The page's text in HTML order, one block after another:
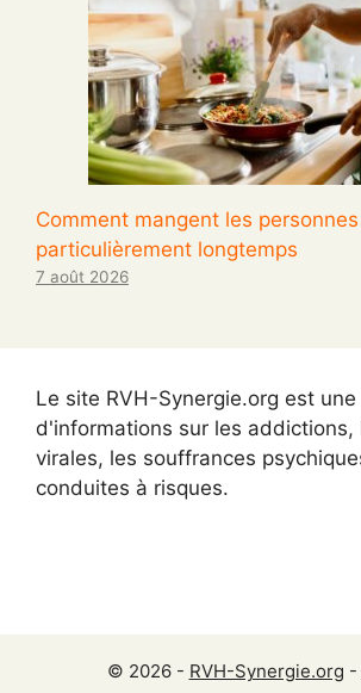
Comment mangent les
particulièrement longtemps
7 août 2026
Le site RVH-Synergie.org est une
d'informations sur les addictions,
virales, les souffrances
conduites à risques.
© 2026 - RVH-Synergie.org -